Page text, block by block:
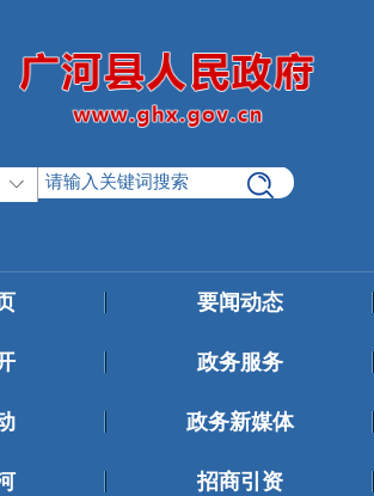
要闻动态
政务服务
政务新媒体
招商引资